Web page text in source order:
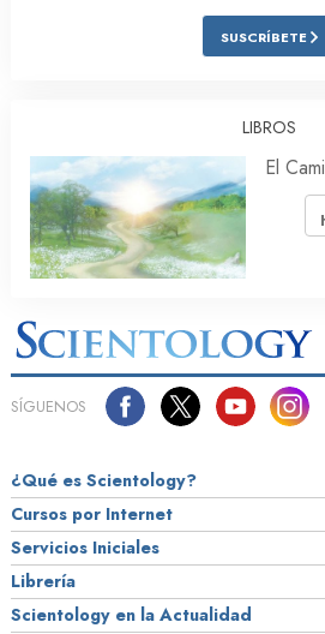
SUSCRÍBETE
LIBROS
El
SÍGUENOS
¿Qué es Scientology?
Cursos por Internet
Servicios Iniciales
Librería
Scientology en la Actualidad